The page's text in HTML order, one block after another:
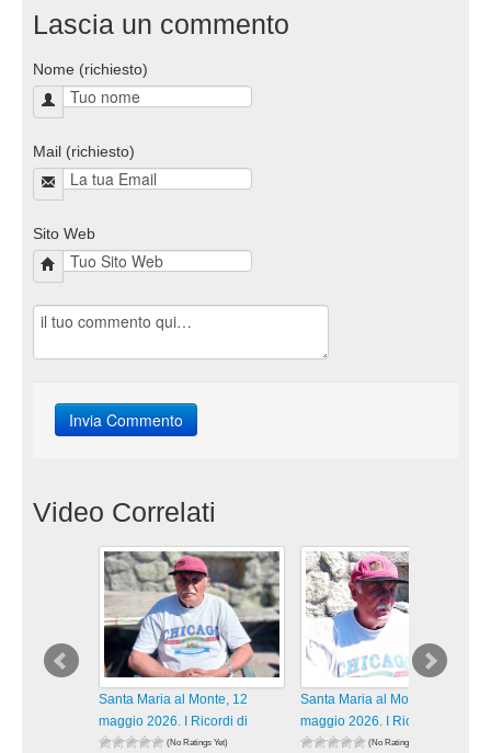
Lascia un commento
Nome (richiesto)
Mail (richiesto)
Sito Web
Video Correlati
Santa Maria al Monte, 12
maggio 2026. I Ricordi di
(No Ratings Yet)
Santa Maria al Monte, 12
maggio 2026. I Ricordi di
(No Ratings Yet)